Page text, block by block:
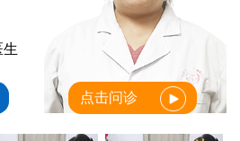
生
点击问诊